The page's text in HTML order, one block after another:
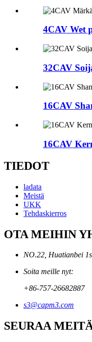
4CAV Wet
32CAV
16CAV
16CAV
TIEDOT
ladata
Meistä
UKK
Tehdaskierros
OTA MEIHIN
NO.22, Huatianbei
Soita meille nyt:
+86-757-26682887
s3@capm3.com
SEURAA